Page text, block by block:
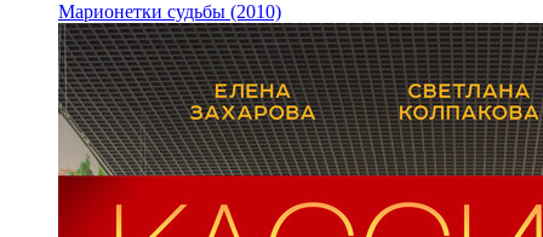
Марионетки судьбы (2010)